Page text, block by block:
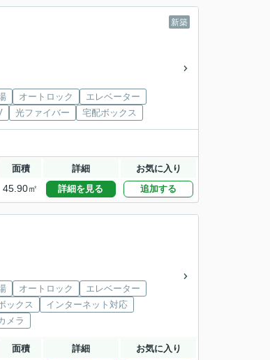
新築
オートロック
エレベーター
光ファイバー 宅配ボックス
面積 詳細 お気に入り
45.90㎡ 詳細を見る 追加する
オートロック
エレベーター
ックス
インターネット対応
メラ
面積 詳細 お気に入り